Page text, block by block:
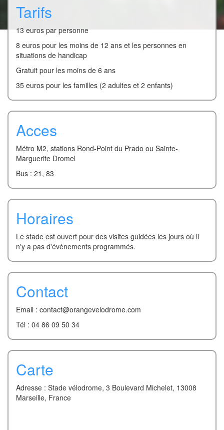
Tarifs
13 euros par personne
8 euros pour les moins de 12 ans et les personnes en
situations de handicap
Gratuit pour les moins de 6 ans
35 euros pour les familles (2 adultes et 2 enfants)
Acces
Métro M2, stations Rond-Point du Prado ou Sainte-
Marguerite Dromel
Bus : 21, 83
Horaires
Le stade est ouvert pour des visites guidées les jours où il
n'y a pas d'événements programmés.
Contact
Email : contact@orangevelodrome.com
Tél : 04 86 09 50 34
Carte
Adresse : Stade vélodrome, 3 Boulevard Michelet, 13008
Marseille, France